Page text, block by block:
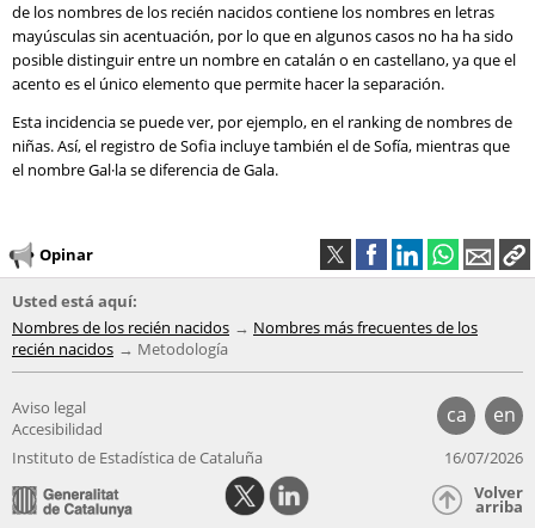
de los nombres de los recién nacidos contiene los nombres en letras
mayúsculas sin acentuación, por lo que en algunos casos no ha ha sido
posible distinguir entre un nombre en catalán o en castellano, ya que el
acento es el único elemento que permite hacer la separación.
Esta incidencia se puede ver, por ejemplo, en el ranking de nombres de
niñas. Así, el registro de Sofia incluye también el de Sofía, mientras que
el nombre Gal·la se diferencia de Gala.
Opinar
Usted está aquí:
Nombres de los recién nacidos
Nombres más frecuentes de los
recién nacidos
Metodología
ca en
Aviso legal
Accesibilidad
Instituto de Estadística de Cataluña
16/07/2026
Volver
arriba